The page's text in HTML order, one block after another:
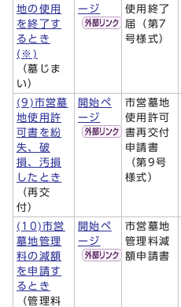
地の使用
を終了す
るとき
(※)
（墓じま
い）
ージ
使用終了
届（第7
号様式）
(9)市営墓
地使用許
可書を紛
失、破
損、汚損
したとき
（再交
付）
開始ペ
ージ
市営墓地
使用許可
書再交付
申請書
（第9号
様式）
(10)市営
墓地管理
料の減額
を申請す
るとき
（管理料
開始ペ
ージ
市営墓地
管理料減
額申請書